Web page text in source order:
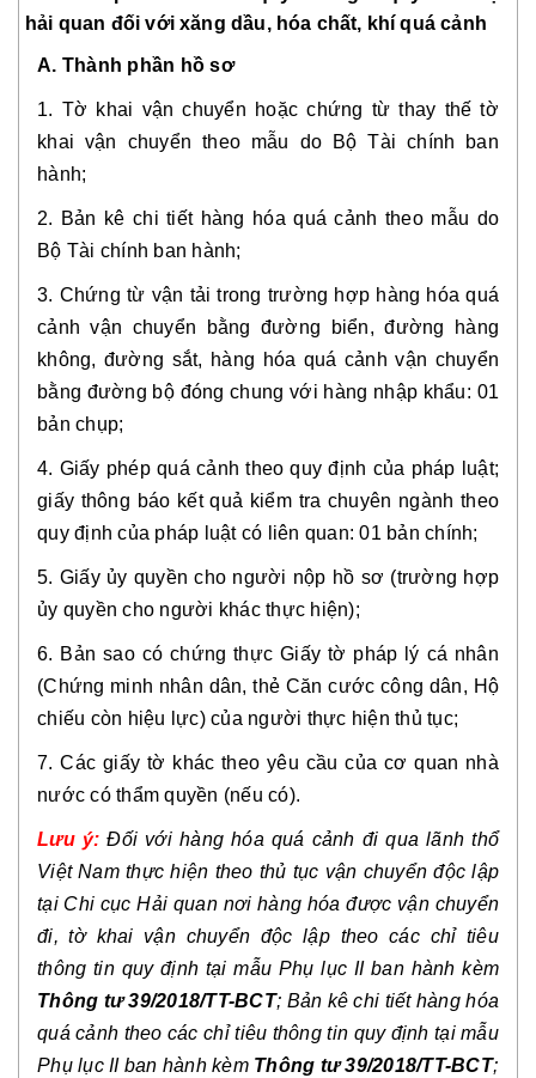
hải quan đối với xăng dầu, hóa chất, khí quá cảnh
A. Thành phần hồ sơ
1. Tờ khai vận chuyển hoặc chứng từ thay thế tờ
khai vận chuyển theo mẫu do Bộ Tài chính ban
hành;
2. Bản kê chi tiết hàng hóa quá cảnh theo mẫu do
Bộ Tài chính ban hành;
3. Chứng từ vận tải trong trường hợp hàng hóa quá
cảnh vận chuyển bằng đường biển, đường hàng
không, đường sắt, hàng hóa quá cảnh vận chuyển
bằng đường bộ đóng chung với hàng nhập khẩu: 01
bản chụp;
4. Giấy phép quá cảnh theo quy định của pháp luật;
giấy thông báo kết quả kiểm tra chuyên ngành theo
quy định của pháp luật có liên quan: 01 bản chính;
5. Giấy ủy quyền cho người nộp hồ sơ (trường hợp
ủy quyền cho người khác thực hiện);
6. Bản sao có chứng thực Giấy tờ pháp lý cá nhân
(Chứng minh nhân dân, thẻ Căn cước công dân, Hộ
chiếu còn hiệu lực) của người thực hiện thủ tục;
7. Các giấy tờ khác theo yêu cầu của cơ quan nhà
nước có thẩm quyền (nếu có).
Lưu ý: Đối với hàng hóa quá cảnh đi qua lãnh thổ
Việt Nam thực hiện theo thủ tục vận chuyển độc lập
tại Chi cục Hải quan nơi hàng hóa được vận chuyển
đi, tờ khai vận chuyển độc lập theo các chỉ tiêu
thông tin quy định tại mẫu Phụ lục II ban hành kèm
Thông tư 39/2018/TT-BCT; Bản kê chi tiết hàng hóa
quá cảnh theo các chỉ tiêu thông tin quy định tại mẫu
Phụ lục II ban hành kèmThông tư 39/2018/TT-BCT;